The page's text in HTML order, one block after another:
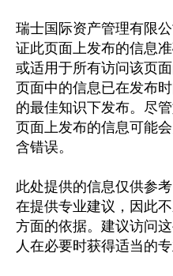
瑞士国际资产管理有限
证此页面上发布的信息
或适用于所有访问该页
页面中的信息已在发布
的最佳知识下发布。尽
页面上发布的信息可能
含错误。
此处提供的信息仅供参
在提供专业建议，因此
方面的依据。建议访问
人在必要时获得适当的专